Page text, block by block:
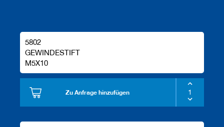
5802
GEWINDESTIFT
M5X10
Zu Anfrage hinzufügen